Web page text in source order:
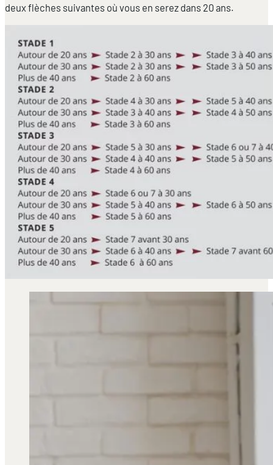
deux flèches suivantes où vous en serez dans 20 ans.